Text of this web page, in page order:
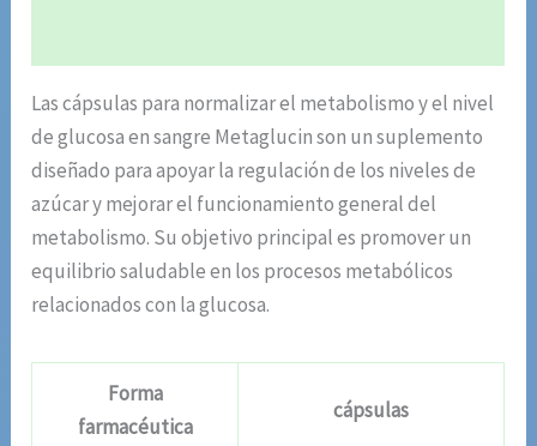
Las cápsulas para normalizar el metabolismo y el nivel
de glucosa en sangre Metaglucin son un suplemento
diseñado para apoyar la regulación de los niveles de
azúcar y mejorar el funcionamiento general del
metabolismo. Su objetivo principal es promover un
equilibrio saludable en los procesos metabólicos
relacionados con la glucosa.
Forma
farmacéutica
cápsulas